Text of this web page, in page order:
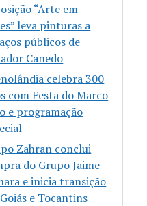
“Arte em
leva pinturas a
públicos de
Canedo
celebra 300
com Festa do Marco
e programação
Zahran conclui
do Grupo Jaime
e inicia transição
e Tocantins